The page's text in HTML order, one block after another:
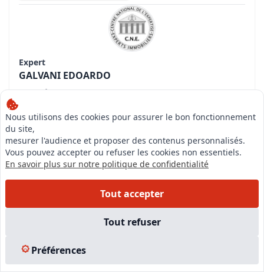
Expert
GALVANI EDOARDO
Compétences
d'habitations
Expert immobilier valeur vénale biens commerciaux
et industriels
Expert en Pathologie du bâtiment
Consulter la fiche de l'expert
CABINET CLERC ERIC |Expert immobilier -
BENDEJUN (06390)
Demander un devis
Nous utilisons des cookies pour assurer le bon fonctionnement
du site,
mesurer l'audience et proposer des contenus personnalisés.
Vous pouvez accepter ou refuser les cookies non essentiels.
En savoir plus sur notre politique de confidentialité
Tout accepter
Tout refuser
Préférences